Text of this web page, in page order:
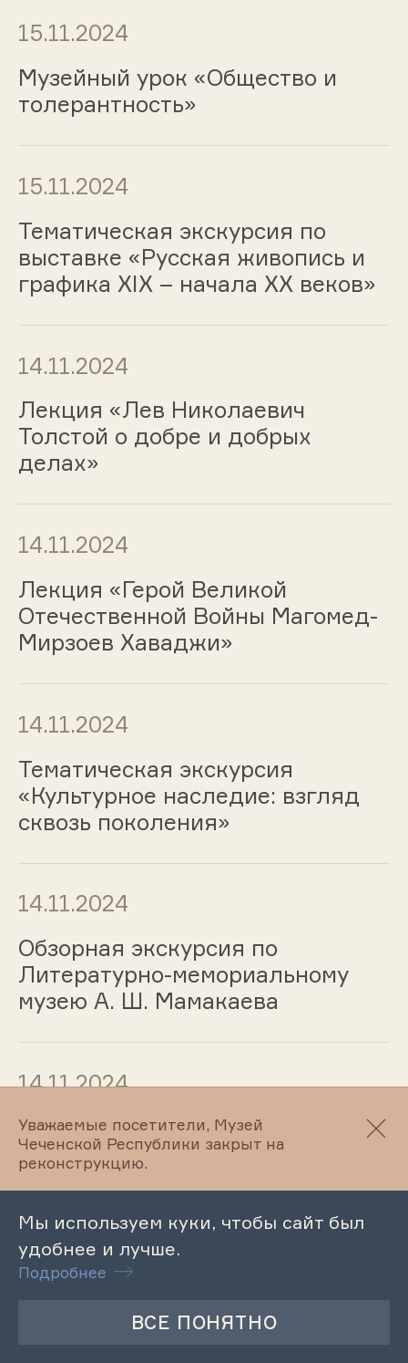
15.11.2024
Музейный урок «Общество и
толерантность»
15.11.2024
Тематическая экскурсия по
выставке «Русская живопись и
графика ХIХ – начала ХХ веков»
14.11.2024
Лекция «Лев Николаевич
Толстой о добре и добрых
делах»
14.11.2024
Лекция «Герой Великой
Отечественной Войны Магомед-
Мирзоев Хаваджи»
14.11.2024
Тематическая экскурсия
«Культурное наследие: взгляд
сквозь поколения»
14.11.2024
Обзорная экскурсия по
Литературно-мемориальному
музею А. Ш. Мамакаева
14.11.2024
Обзорная экскурсия по
Литературно-этнографическому
музею Л. Н. Толстого
13.11.2024
Махкетинскому краеведческому
Уважаемые посетители, Музей
Чеченской Республики закрыт на
реконструкцию.
Мы используем куки, чтобы сайт был
удобнее и лучше.
Подробнее